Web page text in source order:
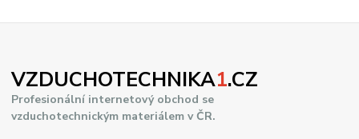
VZDUCHOTECHNIKA1.CZ
Profesionální internetový obchod se
vzduchotechnickým materiálem v ČR.